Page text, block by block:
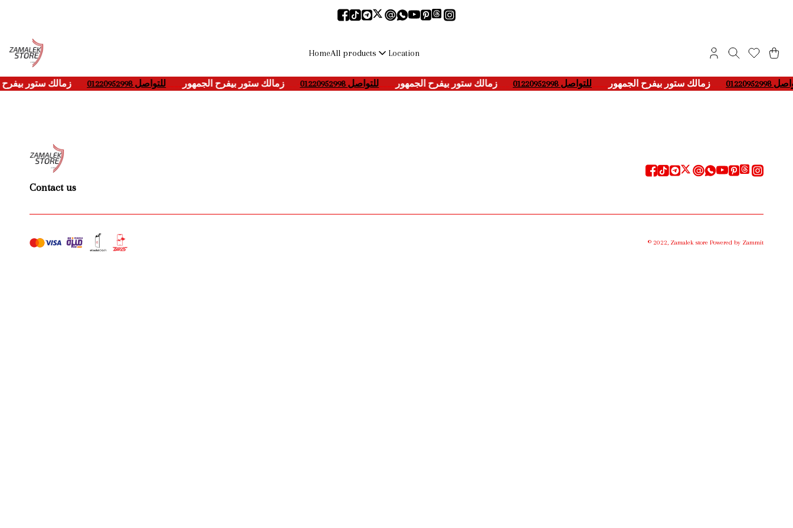
HomeAll products Location
زمالك ستور___- زمالك ستور بيفرح الجمهور ____للتواصل 01220952998 ___- زمالك ستور بيفرح الجمهور ____للتواصل 01220952998 ___- زمالك ستور بيفرح الجمهور ____للتواصل 01220952998 ___- 01220952998
Contact us
© 2022 Zamalek store Powered by Zammit